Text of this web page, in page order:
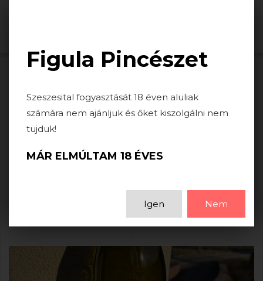
HÍREK
BARICSKA OLASZRIZLING 2023
Megjelent a Baricska első évjárata!
Figula Pincészet
Szeszesital fogyasztását 18 éven aluliak
számára nem ajánljuk és őket kiszolgálni nem
tujduk!
MÁR ELMÚLTAM 18 ÉVES
Igen Nem